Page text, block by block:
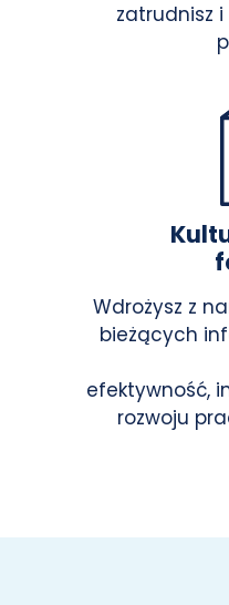
zatrudnisz
Wdrożysz z
bieżących
efektywność,
rozwoju